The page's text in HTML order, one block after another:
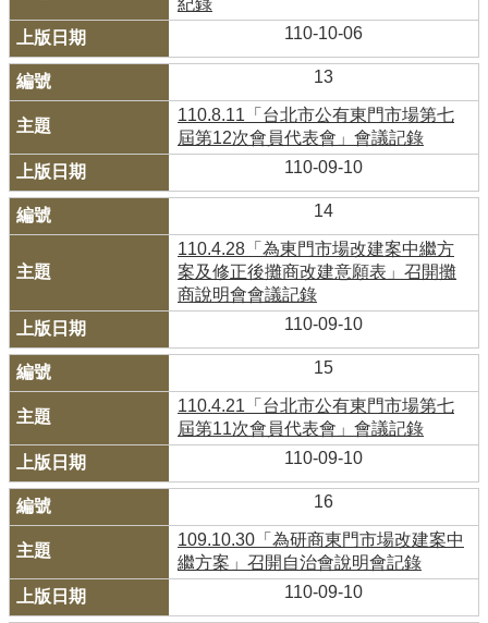
110-10-06
13
110.8.11「台北市公有東門市場第七
屆第12次會員代表會」會議記錄
110-09-10
14
110.4.28「為東門市場改建案中繼方
案及修正後攤商改建意願表」召開攤
商說明會會議記錄
110-09-10
15
110.4.21「台北市公有東門市場第七
屆第11次會員代表會」會議記錄
110-09-10
16
109.10.30「為研商東門市場改建案中
繼方案」召開自治會說明會記錄
110-09-10